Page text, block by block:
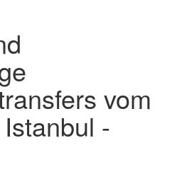
vom
-